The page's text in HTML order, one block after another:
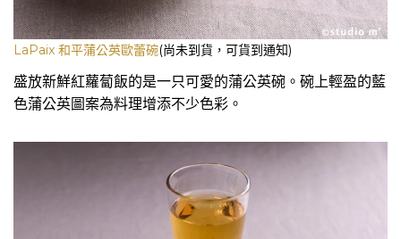
LaPaix 和平蒲公英歐蕾碗(尚未到貨，可貨到通知)
盛放新鮮紅蘿蔔飯的是一只可愛的蒲公英碗。碗上輕盈的藍
色蒲公英圖案為料理增添不少色彩。